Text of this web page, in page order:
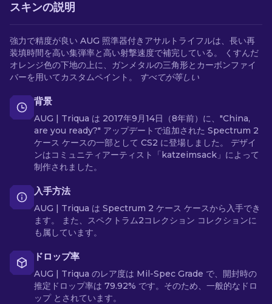
スキンの説明
強力で精度が良い AUG 照準器付きアサルトライフルは、長い再
装填時間を高い集弾率と高い射撃速度で補完している。 くすんだ
オレンジ色の下地の上に、ガンメタルの三角形とカーボンファイ
バーを用いてカスタムペイント。
すべてが等しい
背景
AUG | Triqua は 2017年9月14日（8年前）に、"China,
are you ready?" アップデートで追加された Spectrum 2
ケース ケースの一部として CS2 に登場しました。 デザイ
ンはコミュニティアーティスト「katzeimsack」によって
制作されました。
入手方法
AUG | Triqua は Spectrum 2 ケース ケースから入手でき
ます。 また、スペクトラム2コレクション コレクションに
も属しています。
ドロップ率
AUG | Triqua のレア度は Mil-Spec Grade で、開封時の
推定ドロップ率は 79.92% です。そのため、一般的なドロ
ップ とされています。